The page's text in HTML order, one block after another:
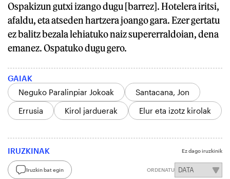
Ospakizun gutxi izango dugu [barrez]. Hotelera iritsi,
afaldu, eta atseden hartzera joango gara. Ezer gertatu
ez balitz bezala lehiatuko naiz supererraldoian, dena
emanez. Ospatuko dugu gero.
GAIAK
Neguko Paralinpiar Jokoak
Santacana, Jon
Errusia
Kirol jarduerak Elur eta izotz kirolak
IRUZKINAK Ez dago iruzkinik
Iruzkin bat egin ORDENATU